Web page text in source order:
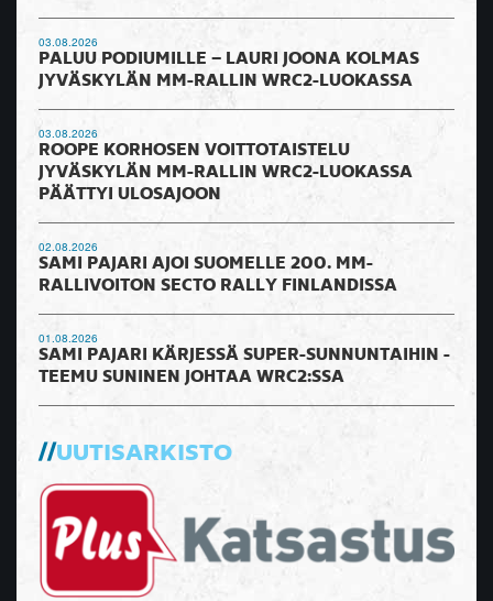
03.08.2026
PALUU PODIUMILLE – LAURI JOONA KOLMAS
JYVÄSKYLÄN MM-RALLIN WRC2-LUOKASSA
03.08.2026
ROOPE KORHOSEN VOITTOTAISTELU
JYVÄSKYLÄN MM-RALLIN WRC2-LUOKASSA
PÄÄTTYI ULOSAJOON
02.08.2026
SAMI PAJARI AJOI SUOMELLE 200. MM-
RALLIVOITON SECTO RALLY FINLANDISSA
01.08.2026
SAMI PAJARI KÄRJESSÄ SUPER-SUNNUNTAIHIN -
TEEMU SUNINEN JOHTAA WRC2:SSA
UUTISARKISTO